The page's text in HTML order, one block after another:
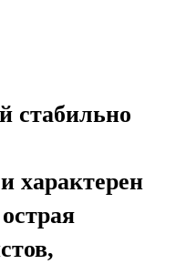
стабильно
характерен